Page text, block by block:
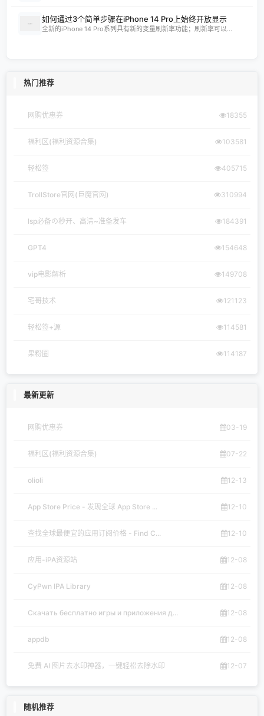
如何通过3个简单步骤在iPhone 14 Pro上始终开放显示
全新的iPhone 14 Pro系列具有新的变量刷新率功能；刷新率可以...
热门推荐
网购优惠券 18355
福利区(福利资源合集) 103581
轻松签 405715
TrollStore官网(巨魔官网) 310994
lsp必备の秒开、高清~准备发车 184391
GPT4 154648
vip电影解析 149708
宅哥技术 121123
轻松签+源 114581
果粉圈 114187
最新更新
网购优惠券 03-19
福利区(福利资源合集) 07-22
olioli 12-13
App Store Price - 发现全球 App Store ... 12-10
查找全球最便宜的应用订阅价格 - Find C... 12-10
应用-iPA资源站 12-08
CyPwn IPA Library 12-08
Скачать бесплатно игры и приложения д... 12-08
appdb 12-08
免费 AI 图片去水印神器，一键轻松去除水印 12-07
随机推荐